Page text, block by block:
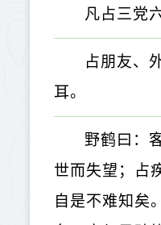
凡占三党
占朋友、
耳。
野鹤曰：
世而失望；占
自是不难知矣